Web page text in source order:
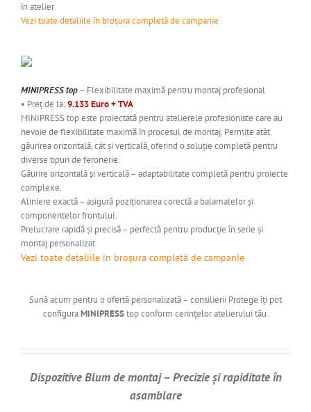
în atelier.
Vezi toate detaliile în broșura completă de campanie
MINIPRESS top– Flexibilitate maximă pentru montaj profesional
• Preț de la:9.133 Euro + TVA
MINIPRESS top este proiectată pentru atelierele profesioniste care au
nevoie de flexibilitate maximă în procesul de montaj. Permite atât
găurirea orizontală, cât și verticală, oferind o soluție completă pentru
diverse tipuri de feronerie.
Găurire orizontală și verticală – adaptabilitate completă pentru proiecte
complexe.
Aliniere exactă – asigură poziționarea corectă a balamalelor și
componentelor frontului.
Prelucrare rapidă și precisă – perfectă pentru producție în serie și
montaj personalizat.
Vezi toate detaliile în broșura completă de campanie
Sună acum pentru o ofertă personalizată – consilierii Protege îți pot
configuraMINIPRESStop conform cerințelor atelierului tău.
Dispozitive Blum de montaj – Precizie și rapiditate în
asamblare